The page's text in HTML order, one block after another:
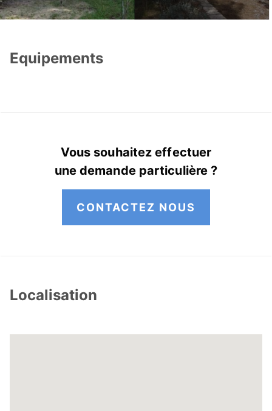
Equipements
Vous souhaitez effectuer
une demande particulière ?
CONTACTEZ NOUS
Localisation